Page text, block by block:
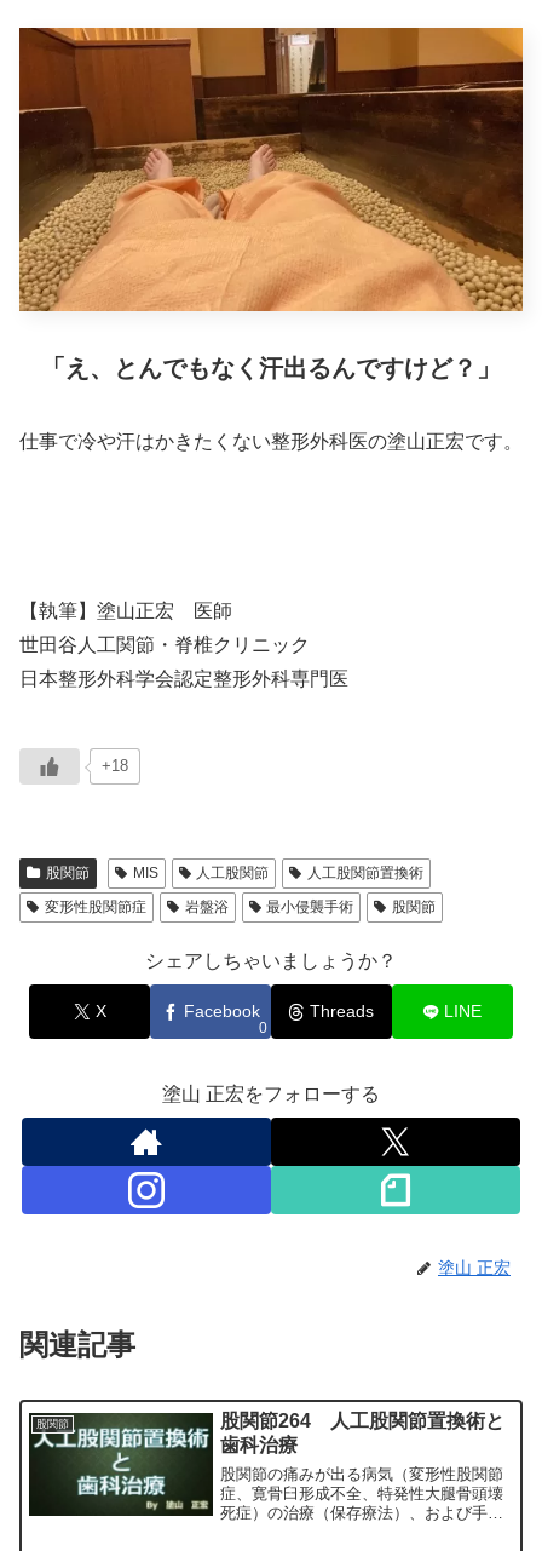
「え、とんでもなく汗出るんですけど？」
仕事で冷や汗はかきたくない整形外科医の塗山正宏です。
【執筆】塗山正宏 医師
世田谷人工関節・脊椎クリニック
日本整形外科学会認定整形外科専門医
+18
股関節 MIS 人工股関節
人工股関節置換術
変形性股関節症
岩盤浴 最小侵襲手術 股関節
シェアしちゃいましょうか？
X Facebook
0
Threads LINE
塗山 正宏をフォローする
塗山 正宏
関連記事
股関節
股関節264 人工股関節置換術と
歯科治療
股関節の痛みが出る病気（変形性股関節
症、寛骨臼形成不全、特発性大腿骨頭壊
死症）の治療（保存療法）、および手術